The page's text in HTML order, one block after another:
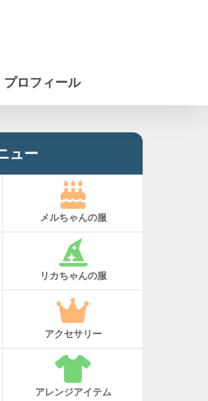
プロフィール
ュー
メルちゃんの服
リカちゃんの服
アクセサリー
アレンジアイテム